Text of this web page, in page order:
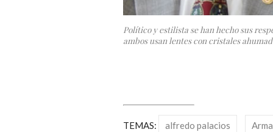
Político y estilista se han hecho sus
ambos usan lentes con cristales
TEMAS: alfredo palacios